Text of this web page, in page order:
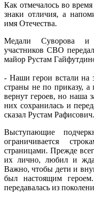
Как отмечалось во
знаки отличия, а
имя Отечества.
Медали Суворова и
участников СВО
майор Рустам
- Наши герои встали на
страны не по приказу, а
вернут героев, но наша
них сохранилась и
сказал Рустам Рафисович.
Выступающие
ограничивается
страницами. Прежде
их лично, любил и
Важно, чтобы дети и
был настоящим
передавалась из